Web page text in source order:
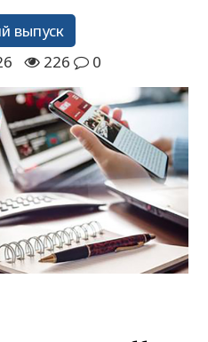
выпуск
226 0